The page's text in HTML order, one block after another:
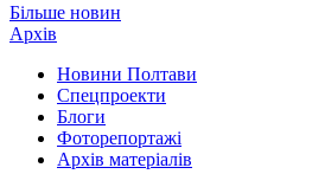
Більше новин
Архів
Новини Полтави
Спецпроекти
Блоги
Фоторепортажі
Архів матеріалів